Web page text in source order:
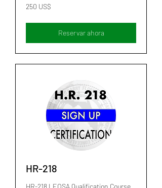
250
dólares
250 US$
Reservar ahora
HR-218
HR-218 LEOSA Qualification Course